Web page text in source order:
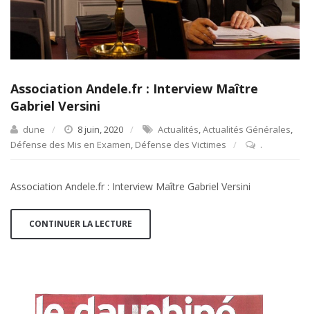
Association Andele.fr : Interview Maître
Gabriel Versini
dune 8 juin, 2020 Actualités,Actualités Générales,
Défense des Mis en Examen, Défense des Victimes .
Association Andele.fr : Interview Maître Gabriel Versini
CONTINUER LA LECTURE